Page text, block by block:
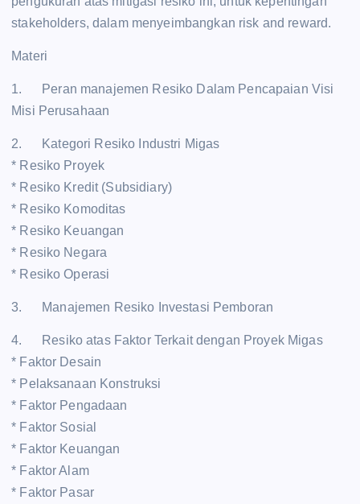
stakeholders, dalam menyeimbangkan risk and reward.
Materi
1. Peran manajemen Resiko Dalam Pencapaian Visi
Misi Perusahaan
2. Kategori Resiko Industri Migas
* Resiko Proyek
* Resiko Kredit (Subsidiary)
* Resiko Komoditas
* Resiko Keuangan
* Resiko Negara
* Resiko Operasi
3. Manajemen Resiko Investasi Pemboran
4. Resiko atas Faktor Terkait dengan Proyek Migas
* Faktor Desain
* Pelaksanaan Konstruksi
* Faktor Pengadaan
* Faktor Sosial
* Faktor Keuangan
* Faktor Alam
* Faktor Pasar